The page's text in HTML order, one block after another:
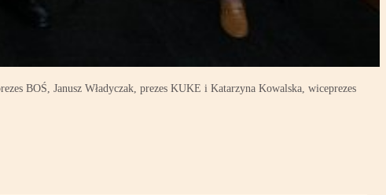
BOŚ, Janusz Władyczak, prezes KUKE i Katarzyna Kowalska, wiceprezes